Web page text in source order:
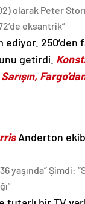
olarak Peter
eksantrik”
250’den
getirdi.
Sarışın,
Anderton
yaşında” Şimdi: